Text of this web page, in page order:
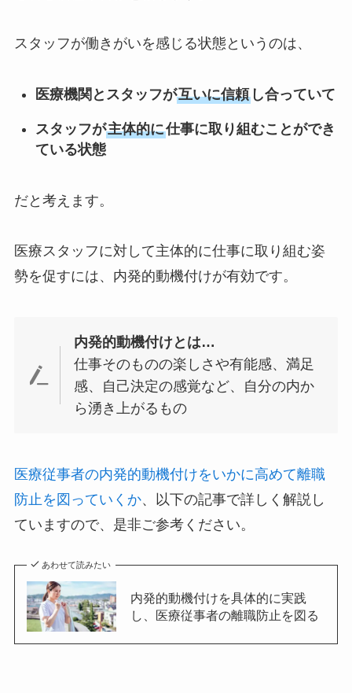
スタッフが働きがいを感じる状態というのは、
医療機関とスタッフが互いに信頼し合っていて
スタッフが主体的に仕事に取り組むことができ
ている状態
だと考えます。
医療スタッフに対して主体的に仕事に取り組む姿
勢を促すには、内発的動機付けが有効です。
内発的動機付けとは…
仕事そのものの楽しさや有能感、満⾜
感、⾃己決定の感覚など、自分の内か
ら湧き上がるもの
医療従事者の内発的動機付けをいかに高めて離職
防止を図っていくか、以下の記事で詳しく解説し
ていますので、是非ご参考ください。
あわせて読みたい
内発的動機付けを具体的に実践
し、医療従事者の離職防止を図る